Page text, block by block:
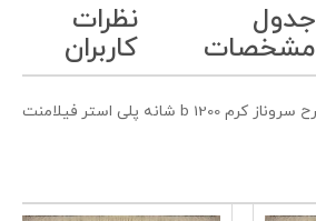
جدول
مشخصات
نظرات
کاربران
فرش ماشینی کلاسیک طرح سروناز کرم b 1200 شانه پلی استر فیلامنت